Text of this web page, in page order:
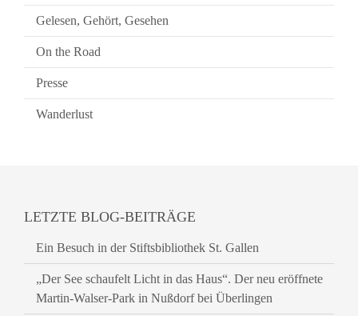
Gelesen, Gehört, Gesehen
On the Road
Presse
Wanderlust
LETZTE BLOG-BEITRÄGE
Ein Besuch in der Stiftsbibliothek St. Gallen
„Der See schaufelt Licht in das Haus“. Der neu eröffnete
Martin-Walser-Park in Nußdorf bei Überlingen